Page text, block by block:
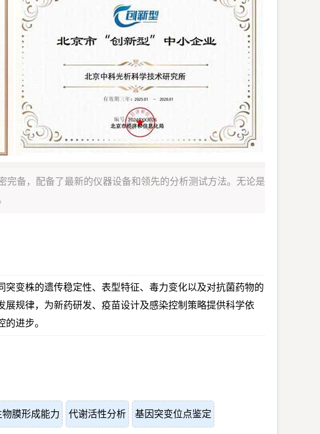
备，配备了最新的仪器设备和领先的分析测试方法。无论是
变株的遗传稳定性、表型特征、毒力变化以及对抗菌药物的
规律，为新药研发、疫苗设计及感染控制策略提供科学依
进步。
物膜形成能力 代谢活性分析 基因突变位点鉴定